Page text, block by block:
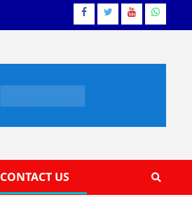
Facebook
TwitterYouTube
CONTACT US